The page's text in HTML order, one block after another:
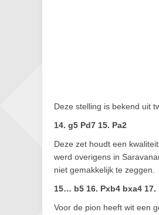
Deze stelling is bekend uit
14. g5 Pd7 15. Pa2
Deze zet houdt een
werd overigens in
niet gemakkelijk te zeggen.
15… b5 16. Pxb4 bxa4 17.
Voor de pion heeft wit een